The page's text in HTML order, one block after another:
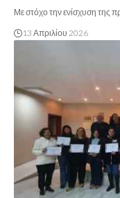
Με στόχο την ενίσχυση της
13 Απριλίου 2026